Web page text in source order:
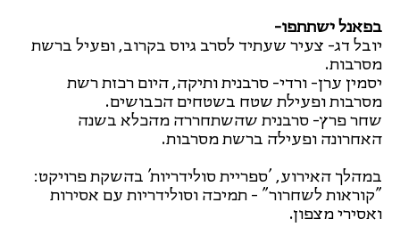
בפאנל ישתתפו-
יובל דג- צעיר שעתיד לסרב גיוס בקרוב, ופעיל ברשת
מסרבות.
יסמין ערן- ורדי- סרבנית ותיקה, היום רכזת רשת
מסרבות ופעילת שטח בשטחים הכבושים.
שחר פרץ- סרבנית שהשתחררה מהכלא בשנה
האחרונה ופעילה ברשת מסרבות.
במהלך האירוע, 'ספריית סולידריות' בהשקת פרויקט:
"קוראות לשחרור" - תמיכה וסולידריות עם אסירות
ואסירי מצפון.